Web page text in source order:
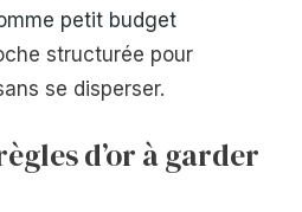
petit budget
structurée pour
se disperser.
d’or à garder